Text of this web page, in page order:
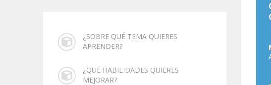
¿SOBRE QUÉ TEMA QUIERES
APRENDER?
¿QUÉ HABILIDADES QUIERES
MEJORAR?